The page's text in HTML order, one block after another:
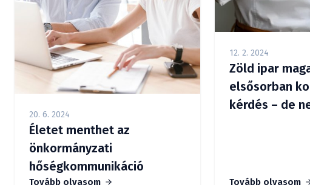
20. 6. 2024
Életet menthet az
önkormányzati
hőségkommunikáció
Tovább olvasom
12. 2. 2024
Zöld ipar
elsősorban
kérdés – de
Tovább olvasom